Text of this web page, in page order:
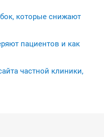
которые снижают
пациентов и как
частной клиники,